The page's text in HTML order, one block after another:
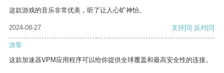
这款游戏的音乐非常优美，听了让人心旷神怡。
2024-08-27 支持[0] 反对[0]
游客
这款加速器VPM应用程序可以给你提供全球覆盖和最高安全性的连接。